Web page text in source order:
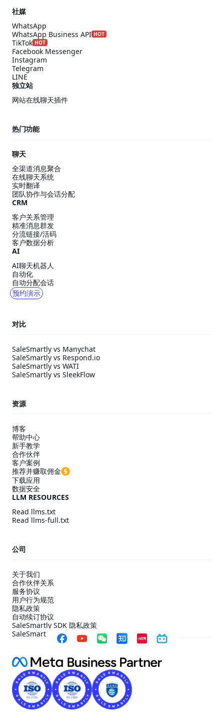
社媒
WhatsApp
WhatsApp Business API HOT
TikTok HOT
Facebook Messenger
Instagram
Telegram
LINE
独立站
网站在线聊天插件
热门功能
聊天
全渠道消息聚合
在线聊天系统
实时翻译
团队协作与会话分配
CRM
客户关系管理
精准消息群发
分流链接/活码
客户数据分析
AI
AI聊天机器人
自动化
自动分配会话
预约演示
对比
SaleSmartly vs Manychat
SaleSmartly vs Respond.io
SaleSmartly vs WATI
SaleSmartly vs SleekFlow
资源
博客
帮助中心
新手教学
合作伙伴
客户案例
推荐并赚取佣金
下载应用
数据安全
LLM RESOURCES
Read llms.txt
Read llms-full.txt
公司
关于我们
合作伙伴关系
服务协议
用户行为规范
隐私政策
自动续订协议
SaleSmartly SDK 隐私政策
SaleSmartly SDK 合规配置指引